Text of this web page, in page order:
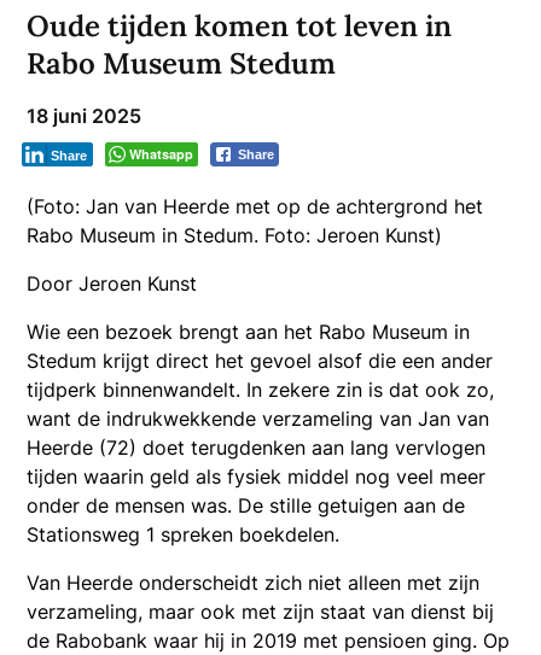
Oude tijden komen tot leven in
Rabo Museum Stedum
18 juni 2025
Whatsapp Share
Share
(Foto: Jan van Heerde met op de achtergrond het
Rabo Museum in Stedum. Foto: Jeroen Kunst)
Door Jeroen Kunst
Wie een bezoek brengt aan het Rabo Museum in
Stedum krijgt direct het gevoel alsof die een ander
tijdperk binnenwandelt. In zekere zin is dat ook zo,
want de indrukwekkende verzameling van Jan van
Heerde (72) doet terugdenken aan lang vervlogen
tijden waarin geld als fysiek middel nog veel meer
onder de mensen was. De stille getuigen aan de
Stationsweg 1 spreken boekdelen.
Van Heerde onderscheidt zich niet alleen met zijn
verzameling, maar ook met zijn staat van dienst bij
de Rabobank waar hij in 2019 met pensioen ging. Op